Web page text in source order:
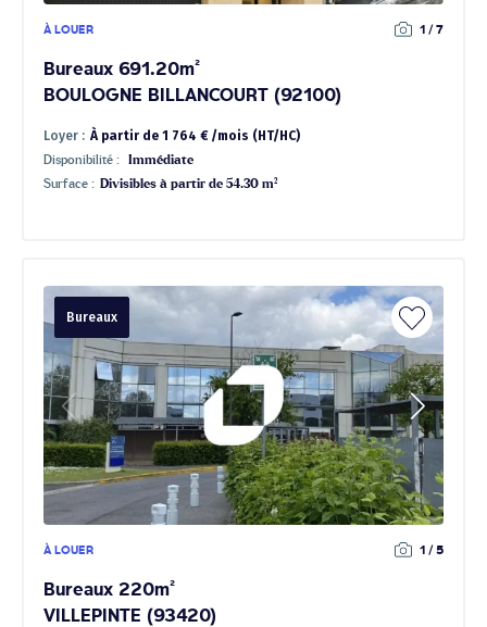
À LOUER 1 / 7
Bureaux 691.20m²
BOULOGNE BILLANCOURT (92100)
Loyer : À partir de 1 764 € /mois (HT/HC)
Disponibilité :
Immédiate
Surface : Divisibles à partir de 54.30 m²
Bureaux
À LOUER 1 / 5
Bureaux 220m²
VILLEPINTE (93420)